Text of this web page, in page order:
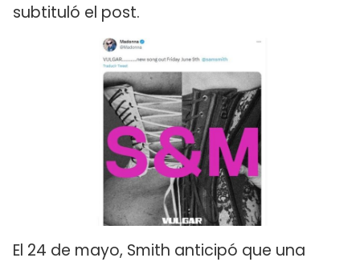
subtituló el post.
El 24 de mayo, Smith anticipó que una